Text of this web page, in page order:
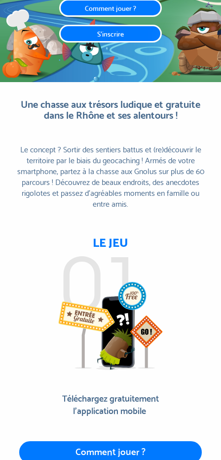
Comment jouer ?
S'inscrire
Une chasse aux trésors ludique et gratuite
dans le Rhône et ses alentours !
Le concept ? Sortir des sentiers battus et (re)découvrir le
territoire par le biais du geocaching ! Armés de votre
smartphone, partez à la chasse aux Gnolus sur plus de 60
parcours ! Découvrez de beaux endroits, des anecdotes
rigolotes et passez d'agréables moments en famille ou
entre amis.
LE JEU
Téléchargez gratuitement
l’application mobile
Comment jouer ?